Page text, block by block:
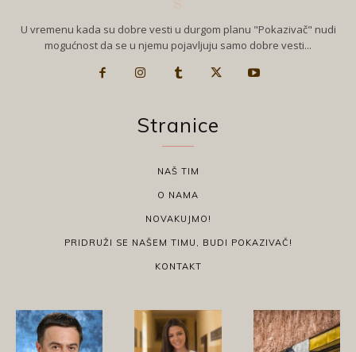
U vremenu kada su dobre vesti u durgom planu "Pokazivač" nudi
mogućnost da se u njemu pojavljuju samo dobre vesti...
Stranice
NAŠ TIM
O NAMA
NOVAKUJMO!
PRIDRUŽI SE NAŠEM TIMU, BUDI POKAZIVAČ!
KONTAKT